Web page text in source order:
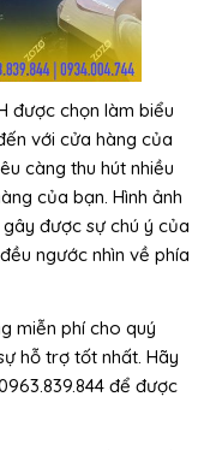
được chọn làm biểu
với cửa hàng của
càng thu hút nhiều
của bạn. Hình ảnh
được sự chú ý của
ngước nhìn về phía
miễn phí cho quý
hỗ trợ tốt nhất. Hãy
để được